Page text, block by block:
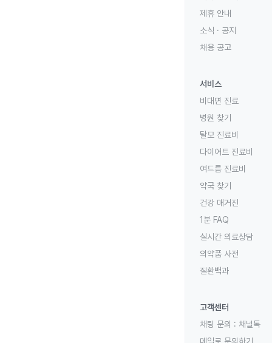
제휴 안내
소식 · 공지
채용 공고
서비스
비대면 진료
병원 찾기
탈모 진료비
다이어트 진료비
여드름 진료비
약국 찾기
건강 매거진
1분 FAQ
실시간 의료상담
의약품 사전
질환백과
고객센터
채팅 문의 : 채널톡
메일로 문의하기